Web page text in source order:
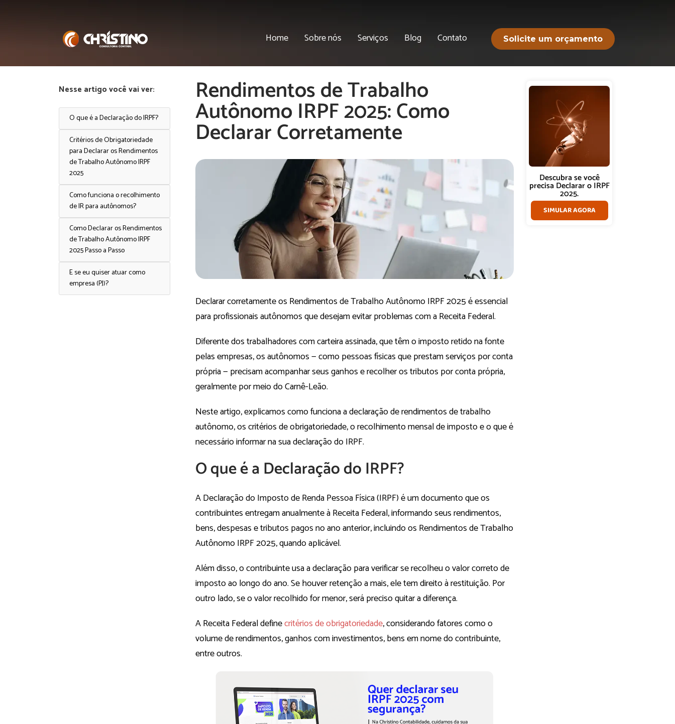
Home Sobre nós Serviços Blog Contato Solicite um orçamento
Nesse artigo você vai ver:
O que é a Declaração do IRPF?
Critérios de Obrigatoriedade
para Declarar os Rendimentos
de Trabalho Autônomo IRPF
2025
Como funciona o recolhimento
de IR para autônomos?
Como Declarar os Rendimentos
de Trabalho Autônomo IRPF
2025 Passo a Passo
E se eu quiser atuar como
empresa (PJ)?
Rendimentos de Trabalho
Autônomo IRPF 2025: Como
Declarar Corretamente
Declarar corretamente os Rendimentos de Trabalho Autônomo IRPF 2025 é essencial
para profissionais autônomos que desejam evitar problemas com a Receita Federal.
Diferente dos trabalhadores com carteira assinada, que têm o imposto retido na fonte
pelas empresas, os autônomos — como pessoas físicas que prestam serviços por conta
própria — precisam acompanhar seus ganhos e recolher os tributos por conta própria,
geralmente por meio do Carnê-Leão.
Neste artigo, explicamos como funciona a declaração de rendimentos de trabalho
autônomo, os critérios de obrigatoriedade, o recolhimento mensal de imposto e o que é
necessário informar na sua declaração do IRPF.
O que é a Declaração do IRPF?
A Declaração do Imposto de Renda Pessoa Física (IRPF) é um documento que os
contribuintes entregam anualmente à Receita Federal, informando seus rendimentos,
bens, despesas e tributos pagos no ano anterior, incluindo os Rendimentos de Trabalho
Autônomo IRPF 2025, quando aplicável.
Além disso, o contribuinte usa a declaração para verificar se recolheu o valor correto de
imposto ao longo do ano. Se houver retenção a mais, ele tem direito à restituição. Por
outro lado, se o valor recolhido for menor, será preciso quitar a diferença.
A Receita Federal definecritérios de obrigatoriedade, considerando fatores como o
volume de rendimentos, ganhos com investimentos, bens em nome do contribuinte,
entre outros.
Descubra se você
precisa Declarar o IRPF
2025.
SIMULAR AGORA